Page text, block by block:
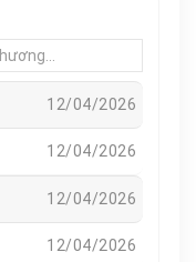
12/04/2026
12/04/2026
12/04/2026
12/04/2026